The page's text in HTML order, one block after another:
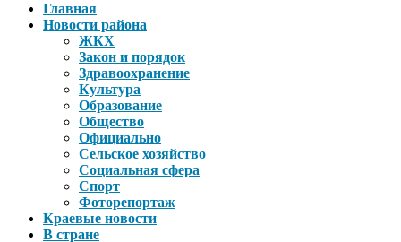
Главная
Новости района
ЖКХ
Закон и порядок
Здравоохранение
Культура
Образование
Общество
Официально
Сельское хозяйство
Социальная сфера
Спорт
Фоторепортаж
Краевые новости
В стране